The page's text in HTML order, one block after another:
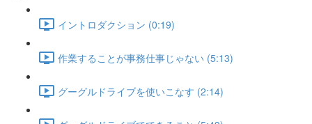
イントロダクション (0:19)
作業することが事務仕事じゃない (5:13)
グーグルドライブを使いこなす (2:14)